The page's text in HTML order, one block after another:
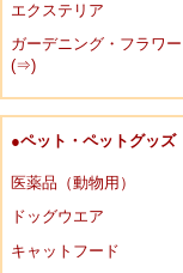
エクステリア
ガーデニング・フラワー
(⇒)
●ペット・ペットグッズ
医薬品（動物用）
ドッグウエア
キャットフード